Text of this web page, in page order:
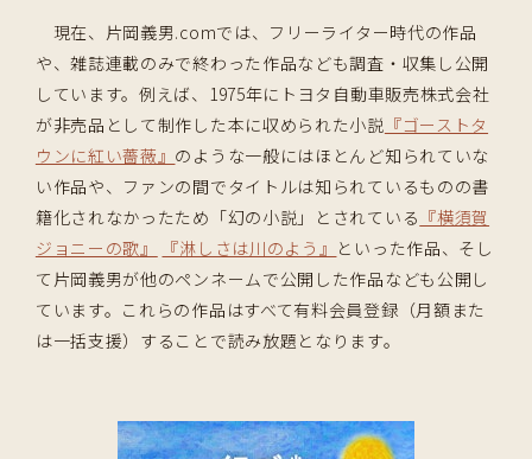
現在、片岡義男.comでは、フリーライター時代の作品
や、雑誌連載のみで終わった作品なども調査・収集し公開
しています。例えば、1975年にトヨタ自動車販売株式会社
が非売品として制作した本に収められた小説 『ゴーストタ
ウンに紅い薔薇』 のような一般にはほとんど知られていな
い作品や、ファンの間でタイトルは知られているものの書
籍化されなかったため「幻の小説」とされている 『横須賀
ジョニーの歌』
『淋しさは川のよう』 といった作品、そし
て片岡義男が他のペンネームで公開した作品なども公開し
ています。これらの作品はすべて有料会員登録（月額また
は一括支援）することで読み放題となります。